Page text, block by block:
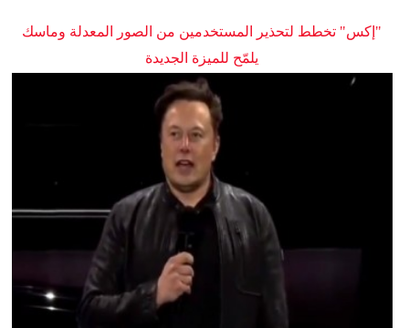
"إكس" تخطط لتحذير المستخدمين من الصور المعدلة وماسك
يلمّح للميزة الجديدة